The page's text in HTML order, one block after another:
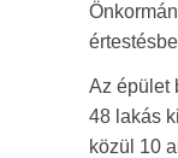
Az épület
48 lakás
közül 10